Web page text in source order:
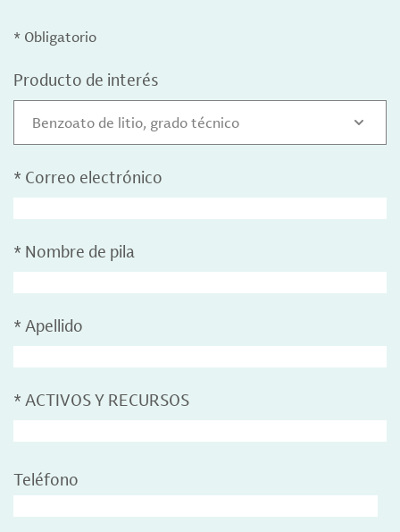
* Obligatorio
Producto de interés
Benzoato de litio, grado técnico
* Correo electrónico
* Nombre de pila
* Apellido
* ACTIVOS Y RECURSOS
Teléfono